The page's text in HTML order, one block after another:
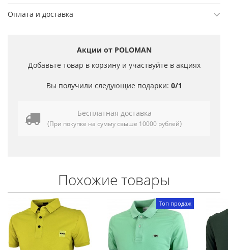
Оплата и доставка
Акции от POLOMAN
Добавьте товар в корзину и участвуйте в акциях
Вы получили следующие подарки: 0/1
Бесплатная доставка
(При покупке на сумму свыше 10000 рублей)
Похожие товары
Топ продаж